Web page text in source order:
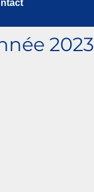
2023